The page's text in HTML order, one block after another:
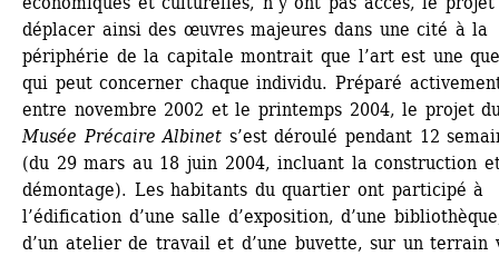
déplacer ainsi des œuvres majeures dans une cité à la
périphérie de la capitale montrait que l’art est une
qui peut concerner chaque individu. Préparé
entre novembre 2002 et le printemps 2004, le projet
Musée Précaire Albinet s’est déroulé pendant 12
(du 29 mars au 18 juin 2004, incluant la construction
démontage). Les habitants du quartier ont participé à
l’édification d’une salle d’exposition, d’une
d’un atelier de travail et d’une buvette, sur un terrain